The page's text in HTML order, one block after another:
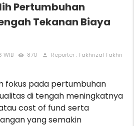
Pertumbuhan
Tekanan Biaya
WIB remove_red_eye 870 person Reporter : Fakhrizal Fakhri
fokus pada pertumbuhan
di tengah meningkatnya
cost of fund serta
yang semakin